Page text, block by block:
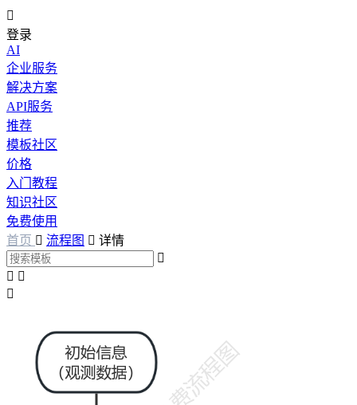

登录
AI
企业服务
解决方案
API服务
推荐
模板社区
价格
入门教程
知识社区
免费使用
首页  流程图  详情

 
